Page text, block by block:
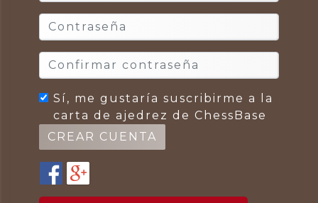
Sí, me gustaría suscribirme a la
carta de ajedrez de ChessBase